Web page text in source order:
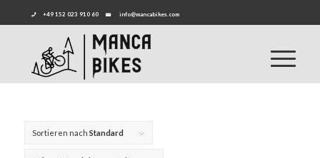
+49 152 023 910 60 info@mancabikes.com
Sortieren nach Standard